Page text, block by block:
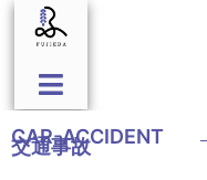
CAR-ACCIDENT
交通事故